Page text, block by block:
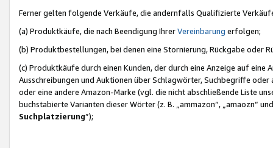
Ferner gelten folgende Verkäufe, die andernfalls Qualifizierte
(a) Produktkäufe, die nach Beendigung IhrerVereinbarung erfolgen;
(b) Produktbestellungen, bei denen eine Stornierung, Rückgabe oder
(c) Produktkäufe durch einen Kunden, der durch eine Anzeige auf
Ausschreibungen und Auktionen über Schlagwörter, Suchbegriffe
oder eine andere Amazon-Marke (vgl. die nicht abschließende Liste
buchstabierte Varianten dieser Wörter (z. B. „ammazon“, „amaozn“
Suchplatzierung”);